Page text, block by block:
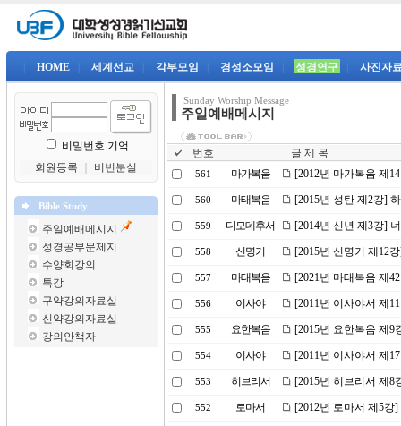
HOME 세계선교 각부모임 경성소모임 성경연구 사진자
비밀번호 기억
회원등록
비번분실
Bible Study
주일예배메시지
성경공부문제지
수양회강의
특강
구약강의자료실
신약강의자료실
강의안책자
Sunday Worship Message
주일예배메시지
번호 글 제 목
561 마가복음 [2012년 마가복음 제
560 마태복음 [2015년 성탄 제2강]
559 디모데후서 [2014년 신년 제3강]
558 신명기 [2015년 신명기 제12
557 마태복음 [2021년 마태복음 제
556 이사야 [2011년 이사야서 제
555 요한복음 [2015년 요한복음 제9
554 이사야 [2011년 이사야서 제
553 히브리서 [2015년 히브리서 제8
552 로마서 [2012년 로마서 제5강